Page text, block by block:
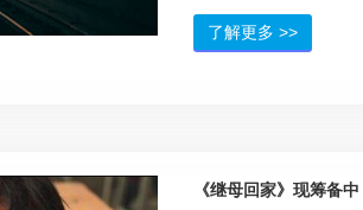
医师未定培训5000元
林大胜：67岁，退休
元，有台词镜头。 姥
了解更多 >>
《继母回家》现筹备